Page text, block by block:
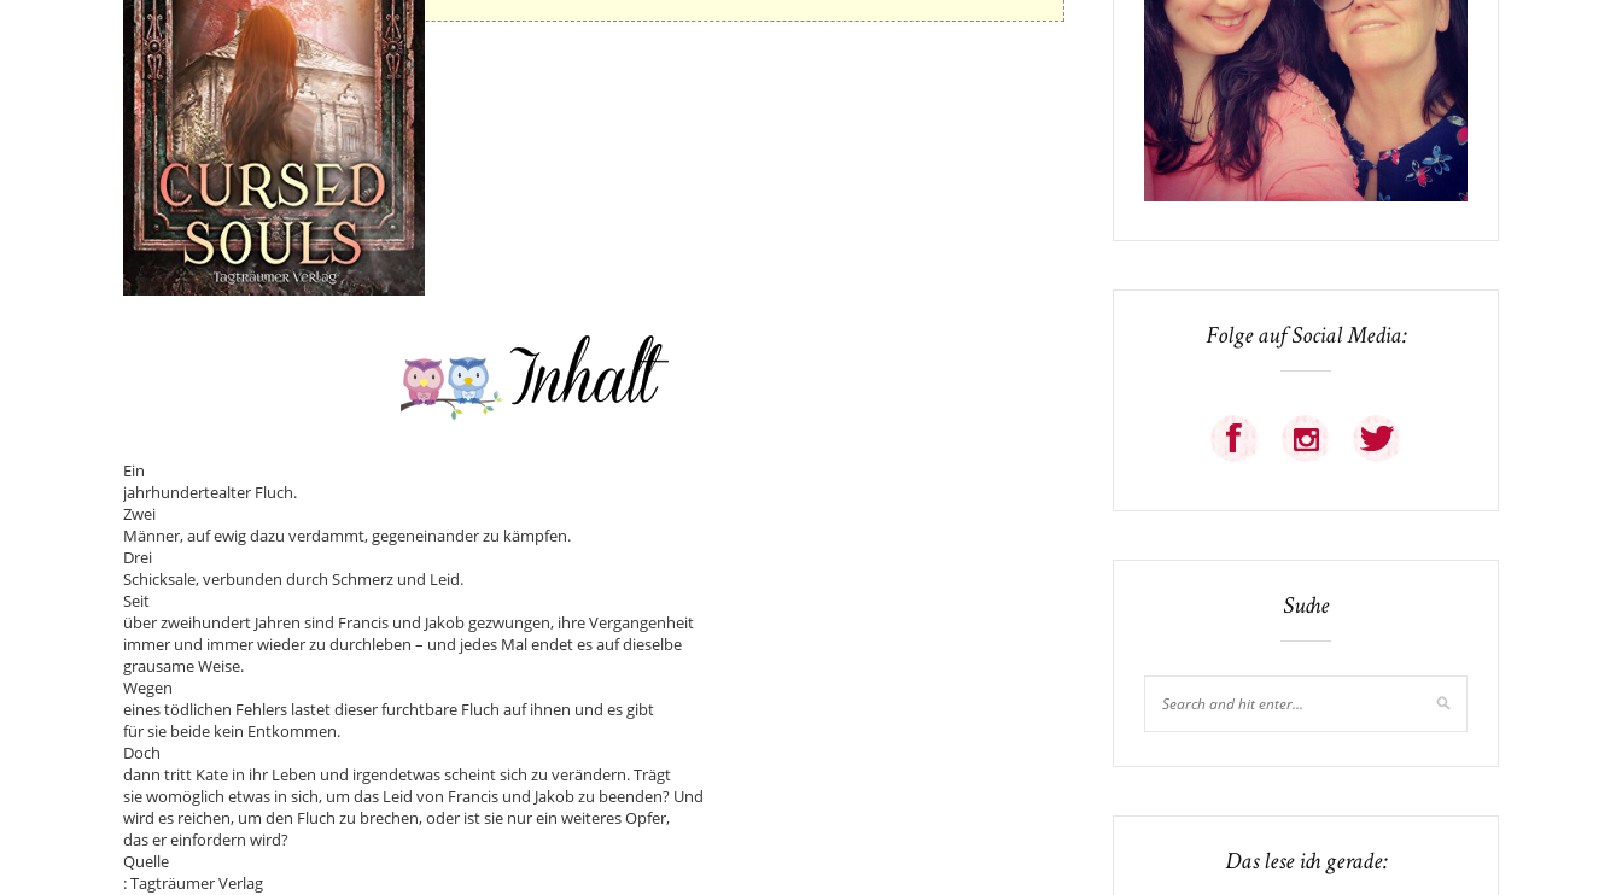
Ein
jahrhundertealter Fluch.
Zwei
Männer, auf ewig dazu verdammt, gegeneinander zu kämpfen.
Drei
Schicksale, verbunden durch Schmerz und Leid.
Seit
über zweihundert Jahren sind Francis und Jakob gezwungen, ihre Vergangenheit
immer und immer wieder zu durchleben – und jedes Mal endet es auf dieselbe
grausame Weise.
Wegen
eines tödlichen Fehlers lastet dieser furchtbare Fluch auf ihnen und es gibt
für sie beide kein Entkommen.
Doch
dann tritt Kate in ihr Leben und irgendetwas scheint sich zu verändern. Trägt
sie womöglich etwas in sich, um das Leid von Francis und Jakob zu beenden? Und
wird es reichen, um den Fluch zu brechen, oder ist sie nur ein weiteres Opfer,
das er einfordern wird?
Quelle
: Tagträumer Verlag
Folge auf Social Media:
Suche
Das lese ich gerade: